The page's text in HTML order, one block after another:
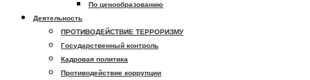
По ценообразованию
Деятельность
ПРОТИВОДЕЙСТВИЕ ТЕРРОРИЗМУ
Государственный контроль
Кадровая политика
Противодействие коррупции